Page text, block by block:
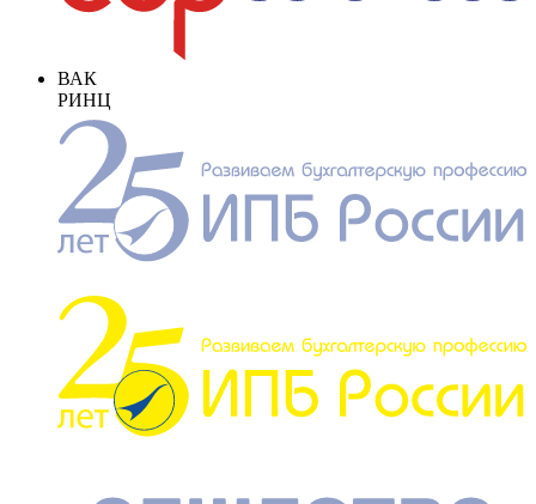
ВАК
РИНЦ